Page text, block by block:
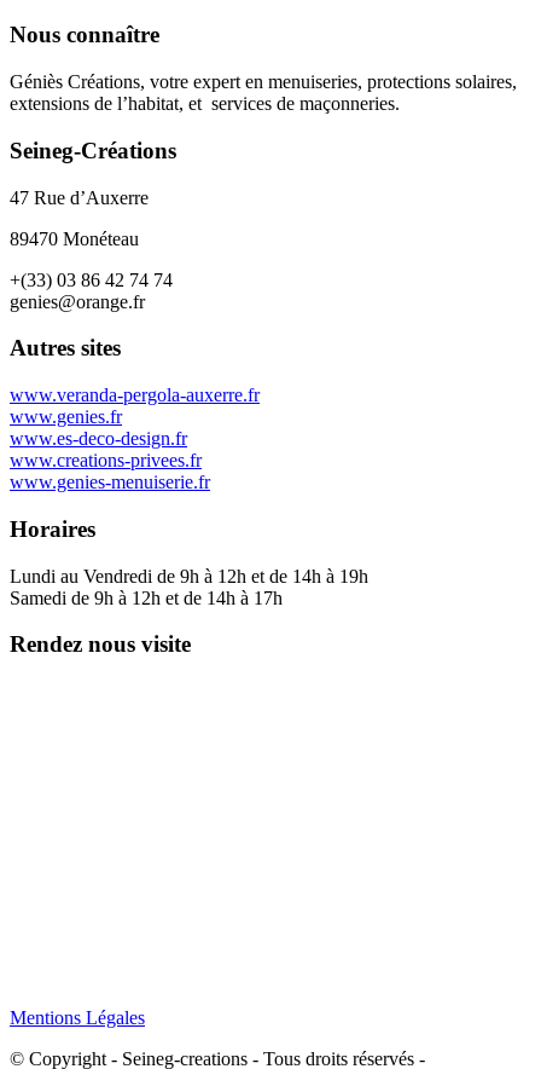
Nous connaître
Géniès Créations, votre expert en menuiseries, protections solaires,
extensions de l’habitat, et services de maçonneries.
Seineg-Créations
47 Rue d’Auxerre
89470 Monéteau
+(33) 03 86 42 74 74
genies@orange.fr
Autres sites
www.veranda-pergola-auxerre.fr
www.genies.fr
www.es-deco-design.fr
www.creations-privees.fr
www.genies-menuiserie.fr
Horaires
Lundi au Vendredi de 9h à 12h et de 14h à 19h
Samedi de 9h à 12h et de 14h à 17h
Rendez nous visite
Mentions Légales
© Copyright - Seineg-creations - Tous droits réservés -